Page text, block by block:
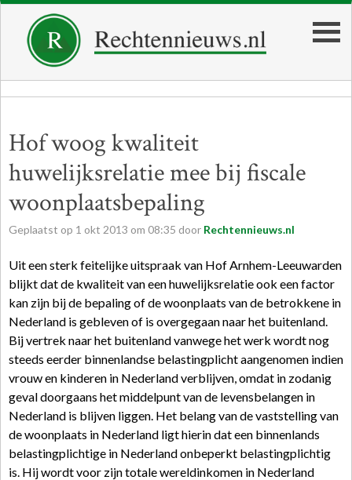
Hof woog kwaliteit
huwelijksrelatie mee bij fiscale
woonplaatsbepaling
Geplaatst op 1 okt 2013 om 08:35 door Rechtennieuws.nl
Uit een sterk feitelijke uitspraak van Hof Arnhem-Leeuwarden
blijkt dat de kwaliteit van een huwelijksrelatie ook een factor
kan zijn bij de bepaling of de woonplaats van de betrokkene in
Nederland is gebleven of is overgegaan naar het buitenland.
Bij vertrek naar het buitenland vanwege het werk wordt nog
steeds eerder binnenlandse belastingplicht aangenomen indien
vrouw en kinderen in Nederland verblijven, omdat in zodanig
geval doorgaans het middelpunt van de levensbelangen in
Nederland is blijven liggen. Het belang van de vaststelling van
de woonplaats in Nederland ligt hierin dat een binnenlands
belastingplichtige in Nederland onbeperkt belastingplichtig
is. Hij wordt voor zijn totale wereldinkomen in Nederland